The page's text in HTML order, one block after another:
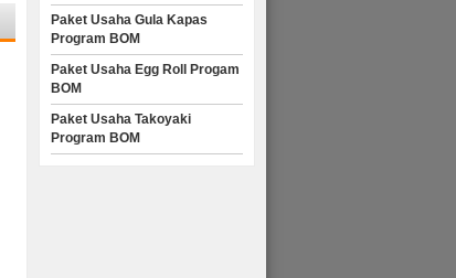
Paket Usaha Gula Kapas
Program BOM
Paket Usaha Egg Roll Progam
BOM
Paket Usaha Takoyaki
Program BOM